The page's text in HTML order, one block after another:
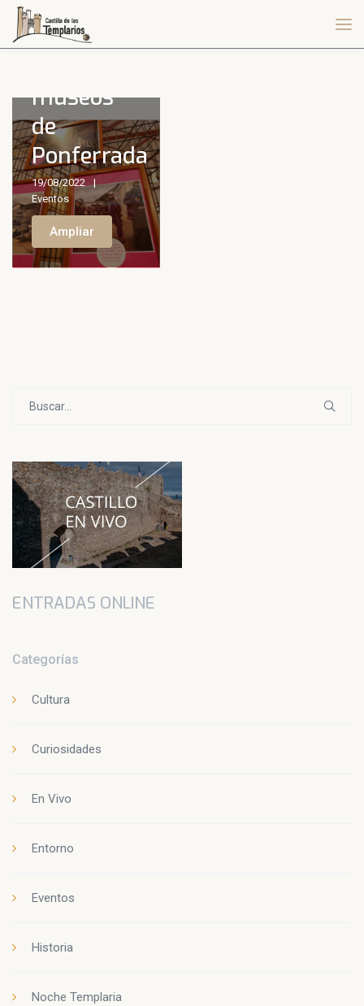
Nuevas
exposiciones
museos
de
Ponferrada
19/08/2022
Eventos
Ampliar
ENTRADAS ONLINE
Categorías
Cultura
Curiosidades
En Vivo
Entorno
Eventos
Historia
Noche Templaria